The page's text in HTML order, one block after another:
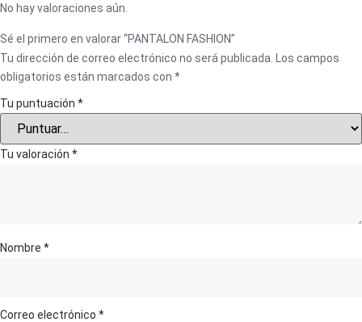
No hay valoraciones aún.
Sé el primero en valorar “PANTALON FASHION”
Tu dirección de correo electrónico no será publicada.
Los campos
obligatorios están marcados con *
Tu puntuación *
Tu valoración *
Nombre *
Correo electrónico *